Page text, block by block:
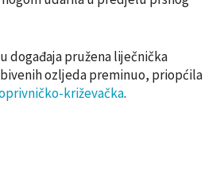
događaja pružena liječnička
ozljeda preminuo, priopćila
križevačka.